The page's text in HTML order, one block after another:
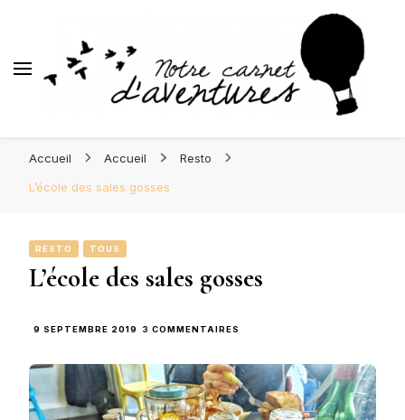
d'Aventures
Accueil Accueil
Resto
L’école des sales gosses
RESTO TOUS
L’école des sales gosses
9 SEPTEMBRE 2019 3 COMMENTAIRES
SALES
GOSSES